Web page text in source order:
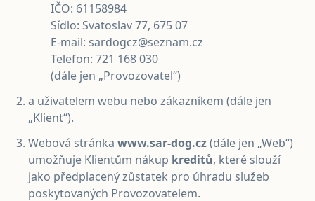
IČO: 61158984
Sídlo: Svatoslav 77, 675 07
E-mail: sardogcz@seznam.cz
Telefon: 721 168 030
(dále jen „Provozovatel“)
a uživatelem webu nebo zákazníkem (dále jen
„Klient“).
Webová stránka www.sar-dog.cz(dále jen „Web“)
umožňuje Klientům nákup kreditů, které slouží
jako předplacený zůstatek pro úhradu služeb
poskytovaných Provozovatelem.